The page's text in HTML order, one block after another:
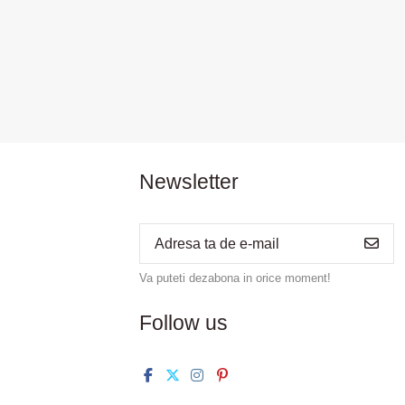
Newsletter
Va puteti dezabona in orice moment!
Follow us